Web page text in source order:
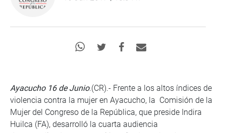
Ayacucho 16 de Junio.(CR).- Frente a los altos índices de
violencia contra la mujer en Ayacucho, la Comisión de la
Mujer del Congreso de la República, que preside Indira
Huilca (FA), desarrolló la cuarta audiencia